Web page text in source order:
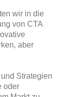
wir in die
von CTA
aber
Strategien
oder